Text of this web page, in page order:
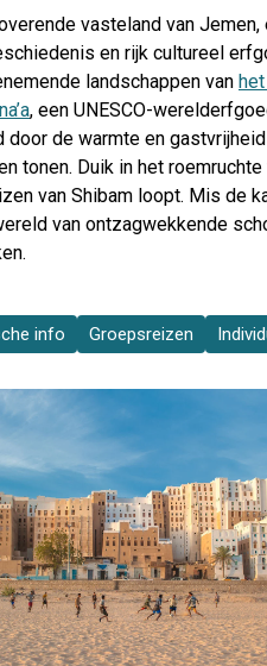
vasteland van
en rijk cultureel
landschappen van
, een UNESCO-
door de warmte en
tonen. Duik in het
van Shibam loopt. Mis de
van ontzagwekkende
info Groepsreizen